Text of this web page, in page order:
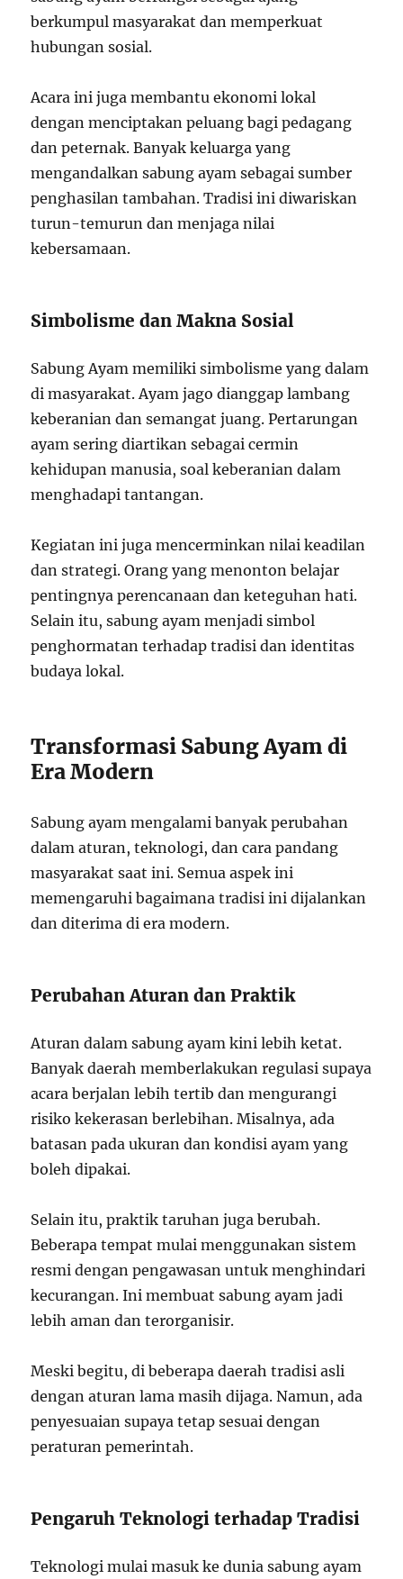
berkumpul masyarakat dan memperkuat
hubungan sosial.
Acara ini juga membantu ekonomi lokal
dengan menciptakan peluang bagi pedagang
dan peternak. Banyak keluarga yang
mengandalkan sabung ayam sebagai sumber
penghasilan tambahan. Tradisi ini diwariskan
turun-temurun dan menjaga nilai
kebersamaan.
Simbolisme dan Makna Sosial
Sabung Ayam memiliki simbolisme yang dalam
di masyarakat. Ayam jago dianggap lambang
keberanian dan semangat juang. Pertarungan
ayam sering diartikan sebagai cermin
kehidupan manusia, soal keberanian dalam
menghadapi tantangan.
Kegiatan ini juga mencerminkan nilai keadilan
dan strategi. Orang yang menonton belajar
pentingnya perencanaan dan keteguhan hati.
Selain itu, sabung ayam menjadi simbol
penghormatan terhadap tradisi dan identitas
budaya lokal.
Transformasi Sabung Ayam di
Era Modern
Sabung ayam mengalami banyak perubahan
dalam aturan, teknologi, dan cara pandang
masyarakat saat ini. Semua aspek ini
memengaruhi bagaimana tradisi ini dijalankan
dan diterima di era modern.
Perubahan Aturan dan Praktik
Aturan dalam sabung ayam kini lebih ketat.
Banyak daerah memberlakukan regulasi supaya
acara berjalan lebih tertib dan mengurangi
risiko kekerasan berlebihan. Misalnya, ada
batasan pada ukuran dan kondisi ayam yang
boleh dipakai.
Selain itu, praktik taruhan juga berubah.
Beberapa tempat mulai menggunakan sistem
resmi dengan pengawasan untuk menghindari
kecurangan. Ini membuat sabung ayam jadi
lebih aman dan terorganisir.
Meski begitu, di beberapa daerah tradisi asli
dengan aturan lama masih dijaga. Namun, ada
penyesuaian supaya tetap sesuai dengan
peraturan pemerintah.
Pengaruh Teknologi terhadap Tradisi
Teknologi mulai masuk ke dunia sabung ayam